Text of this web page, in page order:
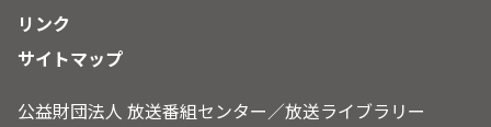
リンク
サイトマップ
公益財団法人 放送番組センター／放送ライブラリー